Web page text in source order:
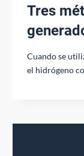
Tres
Cuando se
el hidrógeno